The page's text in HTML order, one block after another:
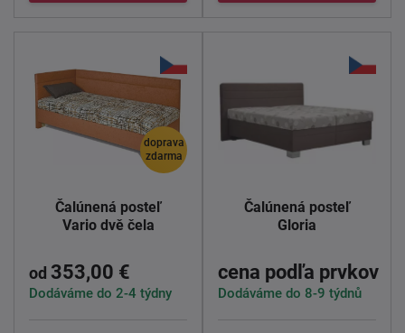
doprava
zdarma
Čalúnená posteľ
Vario dvě čela
od 353,00 €
Dodáváme do 2-4 týdny
Čalúnená posteľ
Gloria
cena podľa prvkov
Dodáváme do 8-9 týdnů